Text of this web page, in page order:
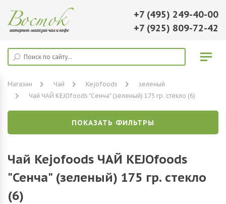
+7 (495) 249-40-00
+7 (925) 809-72-42
Магазин Чай Kejofoods
зеленый
Чай ЧАЙ KEJOfoods "Сенча" (зеленый) 175 гр. стекло (6)
ПОКАЗАТЬ ФИЛЬТРЫ
Чай Kejofoods ЧАЙ KEJOfoods
"Сенча" (зеленый) 175 гр. стекло
(6)